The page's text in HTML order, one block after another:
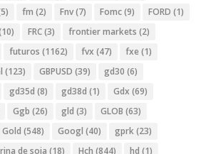
fm (2) Fnv(7) Fomc(9) FORD (1)
FRC(3) frontier markets (2)
futuros (1162) fvx (47) fxe (1)
(123) GBPUSD (39) gd30 (6)
gd35d (8) gd38d (1) Gdx (69)
Ggb (26) gld (3) GLOB (63)
Gold (548) Googl (40) gprk(23)
de soja (18) Hch (844) hd (1)